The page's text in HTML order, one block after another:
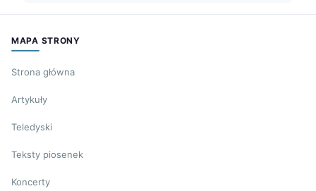
MAPA STRONY
Strona główna
Artykuły
Teledyski
Teksty piosenek
Koncerty